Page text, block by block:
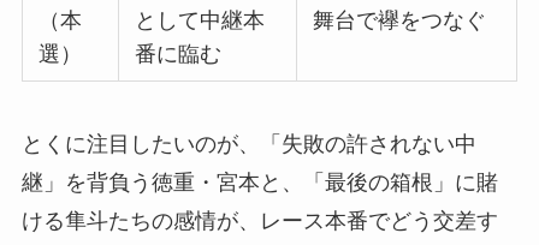
（本
選）
として中継本
番に臨む
舞台で襷をつなぐ
とくに注目したいのが、「失敗の許されない中
継」を背負う徳重・宮本と、「最後の箱根」に賭
ける隼斗たちの感情が、レース本番でどう交差す